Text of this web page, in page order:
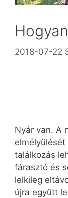
2018-07-22
Nyár van. A
találkozás
fárasztó és
lelkileg
újra együtt